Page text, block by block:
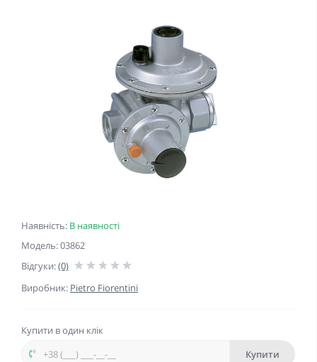
Наявність: В наявності
Модель: 03862
Відгуки:(0)
Виробник: Pietro Fiorentini
Купити в один клік
Купити